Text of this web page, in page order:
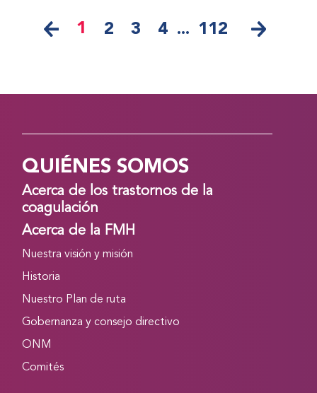
1 2 3 4 ... 112
QUIÉNES SOMOS
Acerca de los trastornos de la
coagulación
Acerca de la FMH
Nuestra visión y misión
Historia
Nuestro Plan de ruta
Gobernanza y consejo directivo
ONM
Comités